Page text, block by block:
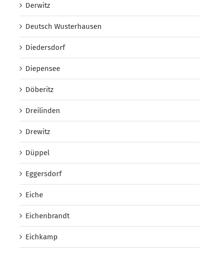
Derwitz
Deutsch Wusterhausen
Diedersdorf
Diepensee
Döberitz
Dreilinden
Drewitz
Düppel
Eggersdorf
Eiche
Eichenbrandt
Eichkamp